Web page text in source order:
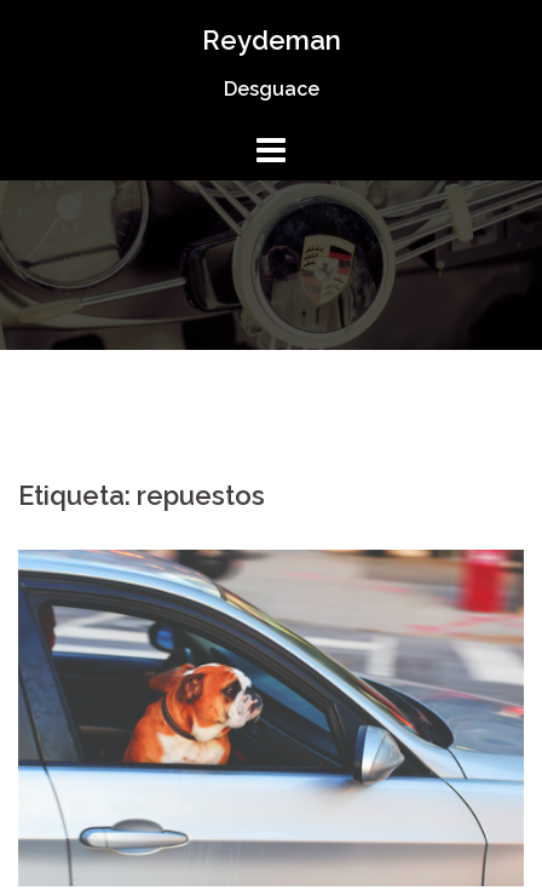
Reydeman
Desguace
Etiqueta: repuestos